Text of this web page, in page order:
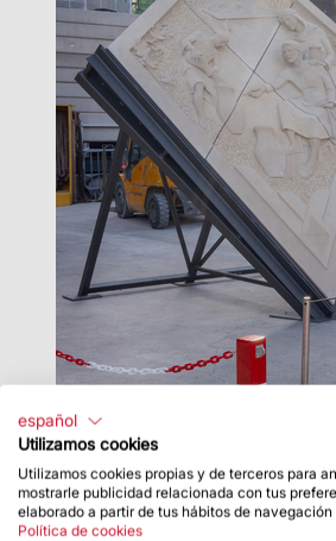
español
Utilizamos cookies
Utilizamos cookies propias y de terceros para
mostrarle publicidad relacionada con tus
elaborado a partir de tus hábitos de
Política de cookies